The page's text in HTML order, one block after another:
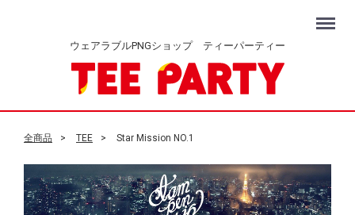
ウェアラブルPNGショップ ティーパーティー
Menu
全商品 TEE Star Mission NO.1